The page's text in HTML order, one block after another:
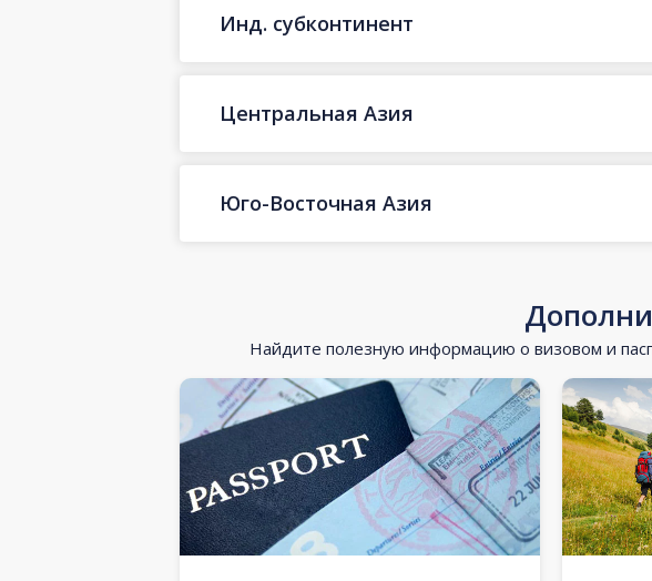
Инд. субконтинент
Центральная Азия
Юго-Восточная Азия
Найдите полезную информацию о визовом и